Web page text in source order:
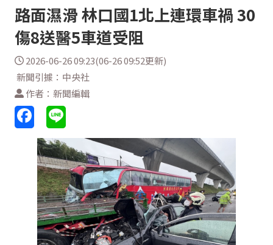
路面濕滑 林口國1北上連環車禍 30
傷8送醫5車道受阻
2026-06-26 09:23(06-26 09:52更新)
新聞引據：中央社
作者：新聞編輯